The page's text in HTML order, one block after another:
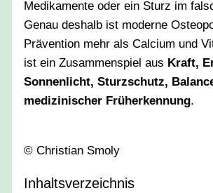
Medikamente oder ein Sturz im
Genau deshalb ist moderne
Prävention mehr als Calcium und
ist ein Zusammenspiel aus Kraft,
Sonnenlicht, Sturzschutz,
medizinischer Früherkennung.
© Christian Smoly
Inhaltsverzeichnis